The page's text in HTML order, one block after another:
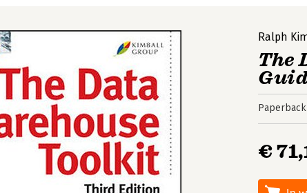
Ralph
The
Paperback
€